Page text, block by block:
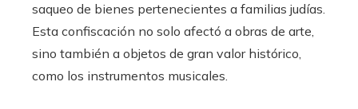
saqueo de bienes pertenecientes a familias judías.
Esta confiscación no solo afectó a obras de arte,
sino también a objetos de gran valor histórico,
como los instrumentos musicales.